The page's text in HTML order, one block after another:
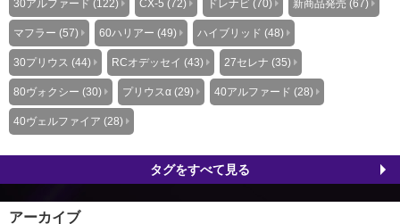
30アルファード (122) CX-5 (72) ドレナビ (70) 新商品発売 (67)
マフラー (57) 60ハリアー (49) ハイブリッド (48)
30プリウス (44) RCオデッセイ (43) 27セレナ (35)
80ヴォクシー (30) プリウスα (29) 40アルファード (28)
40ヴェルファイア (28)
タグをすべて見る
アーカイブ